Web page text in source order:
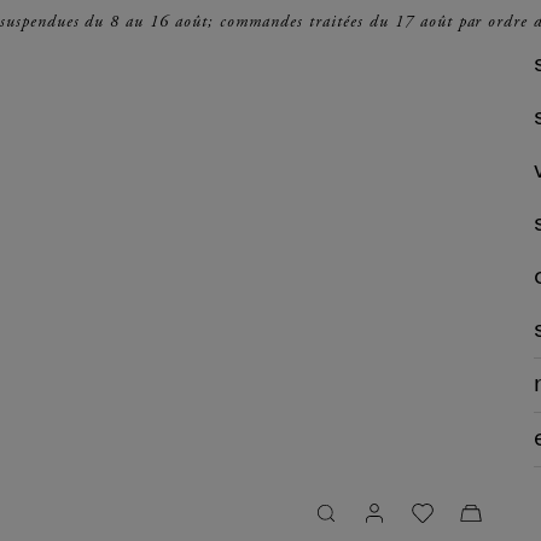
du 8 au 16 août; commandes traitées du 17 août par ordre
recherche panier